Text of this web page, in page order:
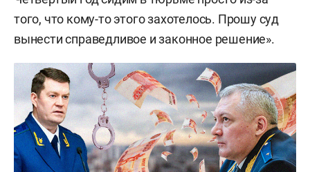
того, что кому-то этого захотелось. Прошу суд
вынести справедливое и законное решение».